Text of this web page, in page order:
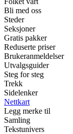
Bli med oss
Steder
Seksjoner
Gratis pakker
Reduserte priser
Brukeranmeldelser
Utvalgsguider
Steg for steg
Trekk
Sidelenker
Nettkart
Legg merke til
Samling
Tekstunivers